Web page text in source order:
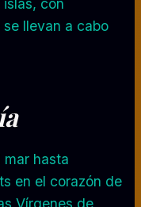
con
llevan a cabo
mar hasta
en el corazón de
Vírgenes de